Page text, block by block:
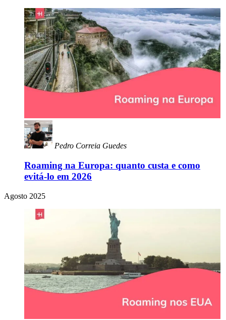
Pedro Correia Guedes
Roaming na Europa: quanto custa e como
evitá-lo em 2026
Agosto 2025